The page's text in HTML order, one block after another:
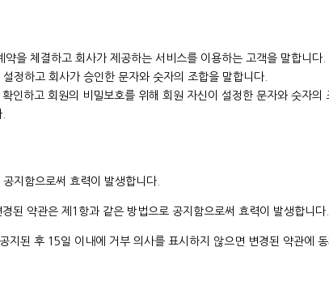
을 체결하고 회사가 제공하는 서비스를 이용하는 고객을 말합니다.
정하고 회사가 승인한 문자와 숫자의 조합을 말합니다.
인하고 회원의 비밀보호를 위해 회원 자신이 설정한 문자와 숫자의
지함으로써 효력이 발생합니다.
된 약관은 제1항과 같은 방법으로 공지함으로써 효력이 발생합니다.
된 후 15일 이내에 거부 의사를 표시하지 않으면 변경된 약관에